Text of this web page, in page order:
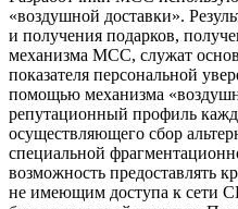
«воздушной доставки».
и получения подарков,
механизма МСС, служат
показателя персональной
помощью механизма
репутационный профиль
осуществляющего сбор
специальной
возможность предоставлять
не имеющим доступа к сети